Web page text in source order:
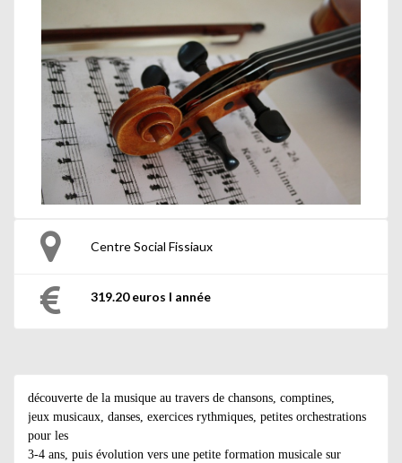
Centre Social Fissiaux
319.20 euros l année
découverte de la musique au travers de chansons, comptines,
jeux musicaux, danses, exercices rythmiques, petites orchestrations
pour les
3-4 ans, puis évolution vers une petite formation musicale sur